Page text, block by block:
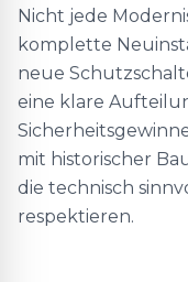
Nicht jede
komplette
neue
eine klare
mit historischer
die technisch
respektieren.